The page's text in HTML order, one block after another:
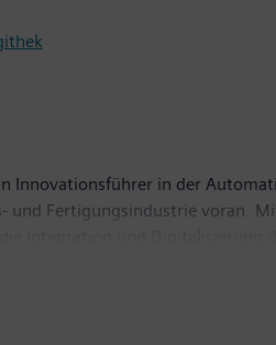
Innovationsführer in der
und Fertigungsindustrie voran.
Kunden, ihre